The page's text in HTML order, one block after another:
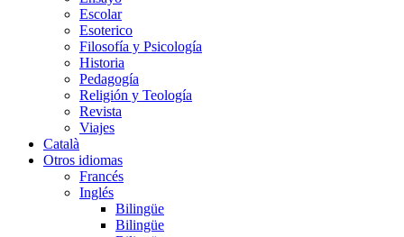
Escolar
Esoterico
Filosofía y Psicología
Historia
Pedagogía
Religión y Teología
Revista
Viajes
Català
Otros idiomas
Francés
Inglés
Bilingüe
Bilingüe